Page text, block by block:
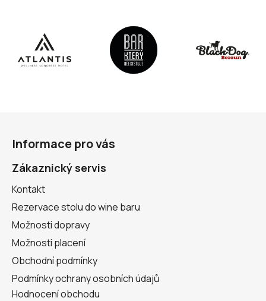
Informace pro vás
Zákaznický servis
Kontakt
Rezervace stolu do wine baru
Možnosti dopravy
Možnosti placení
Obchodní podmínky
Podmínky ochrany osobních údajů
Hodnocení obchodu